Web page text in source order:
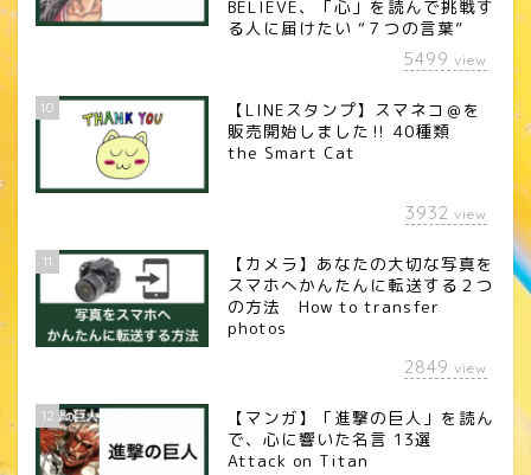
BELIEVE、「心」を読んで挑戦す
る人に届けたい “７つの言葉”
5499 view
10
【LINEスタンプ】スマネコ＠を
販売開始しました‼︎ 40種類
the Smart Cat
3932 view
11
【カメラ】あなたの大切な写真を
スマホへかんたんに転送する２つ
の方法 How to transfer
photos
2849 view
12
【マンガ】「進撃の巨人」を読ん
で、心に響いた名言 13選
Attack on Titan